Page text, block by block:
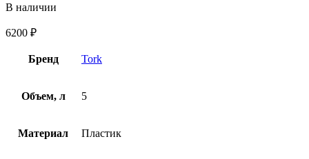
В наличии
6200 ₽
Бренд Tork
Объем, л 5
Материал Пластик